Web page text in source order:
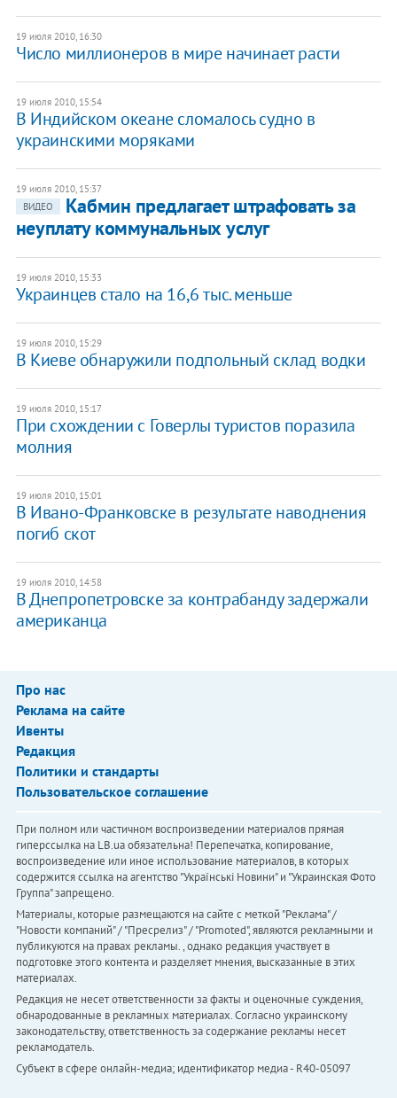
19 июля 2010, 16:30
Число миллионеров в мире начинает расти
19 июля 2010, 15:54
В Индийском океане сломалось судно в
украинскими моряками
19 июля 2010, 15:37
ВИДЕО
Кабмин предлагает штрафовать за
неуплату коммунальных услуг
19 июля 2010, 15:33
Украинцев стало на 16,6 тыс. меньше
19 июля 2010, 15:29
В Киеве обнаружили подпольный склад водки
19 июля 2010, 15:17
При схождении с Говерлы туристов поразила
молния
19 июля 2010, 15:01
В Ивано-Франковске в результате наводнения
погиб скот
19 июля 2010, 14:58
В Днепропетровске за контрабанду задержали
американца
Про нас
Реклама на сайте
Ивенты
Редакция
Политики и стандарты
Пользовательское соглашение
При полном или частичном воспроизведении материалов прямая
гиперссылка на LB.ua обязательна! Перепечатка, копирование,
воспроизведение или иное использование материалов, в которых
содержится ссылка на агентство "Українськi Новини" и "Украинская Фото
Группа" запрещено.
Материалы, которые размещаются на сайте с меткой "Реклама" /
"Новости компаний" / "Пресрелиз" / "Promoted", являются рекламными и
публикуются на правах рекламы. , однако редакция участвует в
подготовке этого контента и разделяет мнения, высказанные в этих
материалах.
Редакция не несет ответственности за факты и оценочные суждения,
обнародованные в рекламных материалах. Согласно украинскому
законодательству, ответственность за содержание рекламы несет
рекламодатель.
Субъект в сфере онлайн-медиа; идентификатор медиа - R40-05097